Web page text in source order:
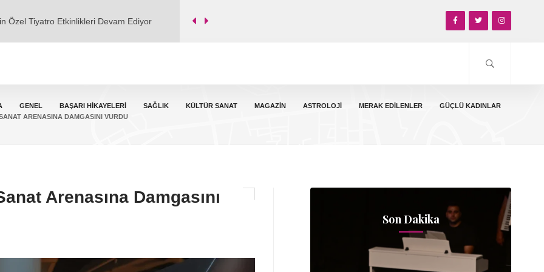
Serserisi" adlı şarkısı dijital
“Çamurdan Sanata” Eğitimi Yeniden Başladı
Dev'e Taşındı
GENEL BAŞARI HIKAYELERI SAĞLIK KÜLTÜR SANAT MAGAZIN ASTROLOJI MERAK EDILENLER
GÜÇLÜ KADINLAR
ARENASINA DAMGASINI VURDU
Arenasına Damgasını
Son Dakika